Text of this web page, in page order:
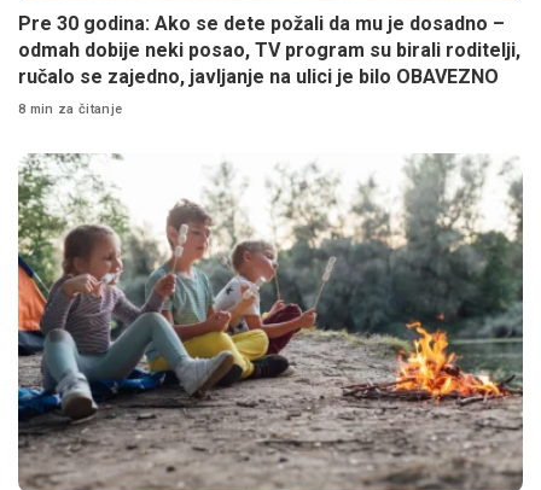
Pre 30 godina: Ako se dete požali da mu je dosadno –
odmah dobije neki posao, TV program su birali roditelji,
ručalo se zajedno, javljanje na ulici je bilo OBAVEZNO
8 min za čitanje